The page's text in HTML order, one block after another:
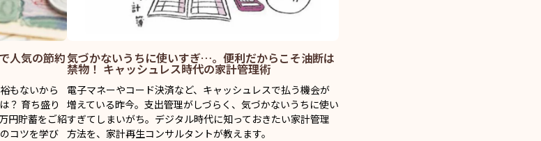
人気の節約
もないから
？ 育ち盛り
円貯蓄をご紹
コツを学び
気づかないうちに使いすぎ…。便利だからこそ油断は
禁物！ キャッシュレス時代の家計管理術
電子マネーやコード決済など、キャッシュレスで払う機会が
増えている昨今。支出管理がしづらく、気づかないうちに使い
すぎてしまいがち。デジタル時代に知っておきたい家計管理
方法を、家計再生コンサルタントが教えます。